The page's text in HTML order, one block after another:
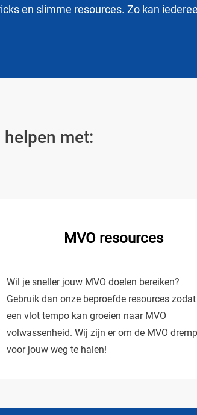
en slimme resources. Zo kan
met:
MVO resources
Wil je sneller jouw MVO doelen bereiken?
Gebruik dan onze beproefde resources
een vlot tempo kan groeien naar MVO
volwassenheid. Wij zijn er om de MVO
voor jouw weg te halen!